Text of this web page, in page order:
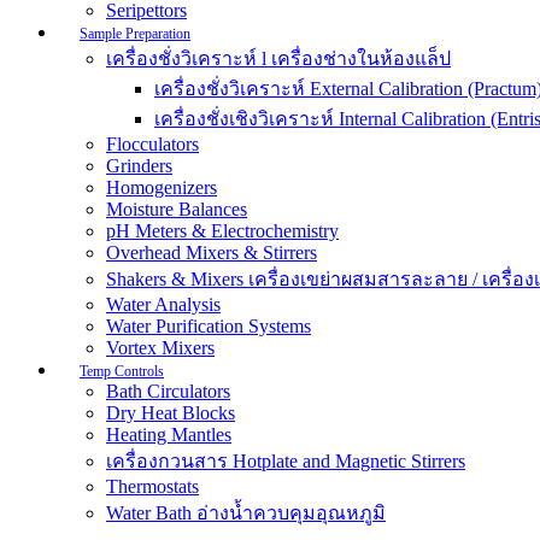
Seripettors
Sample Preparation
เครื่องชั่งวิเคราะห์ l เครื่องช่างในห้องแล็ป
เครื่องชั่งวิเคราะห์ External Calibration
เครื่องชั่งเชิงวิเคราะห์ Internal Calibration
Flocculators
Grinders
Homogenizers
Moisture Balances
pH Meters & Electrochemistry
Overhead Mixers & Stirrers
Shakers & Mixers เครื่องเขย่าผสมสารละลาย / เครื่อง
Water Analysis
Water Purification Systems
Vortex Mixers
Temp Controls
Bath Circulators
Dry Heat Blocks
Heating Mantles
เครื่องกวนสาร Hotplate and Magnetic Stirrers
Thermostats
Water Bath อ่างน้ำควบคุมอุณหภูมิ